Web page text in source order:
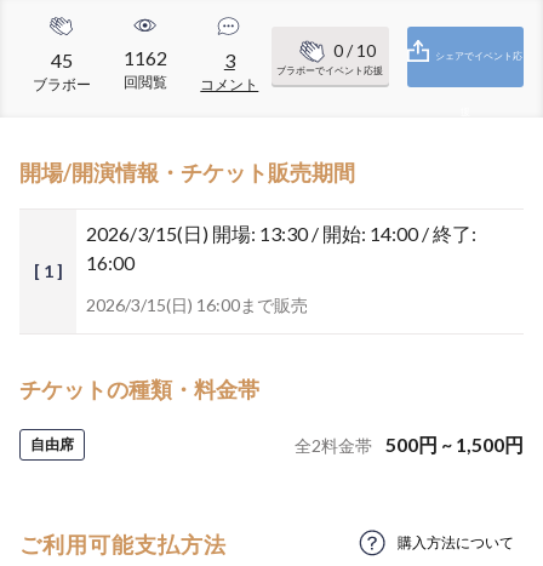
45
ブラボー
1162
回閲覧
3
コメント
0/ 10
ブラボーでイベント応援
シェアでイベント応
開場/開演情報・チケット販売期間
[ 1 ]
2026/3/15(日) 開場: 13:30 / 開始: 14:00 / 終了:
16:00
2026/3/15(日) 16:00まで販売
チケットの種類・料金帯
自由席 全2料金帯 500円 ~ 1,500円
ご利用可能支払方法 購入方法について